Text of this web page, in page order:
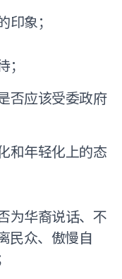
象；
否应该受委政府
和年轻化上的态
为华裔说话、不
民众、傲慢自